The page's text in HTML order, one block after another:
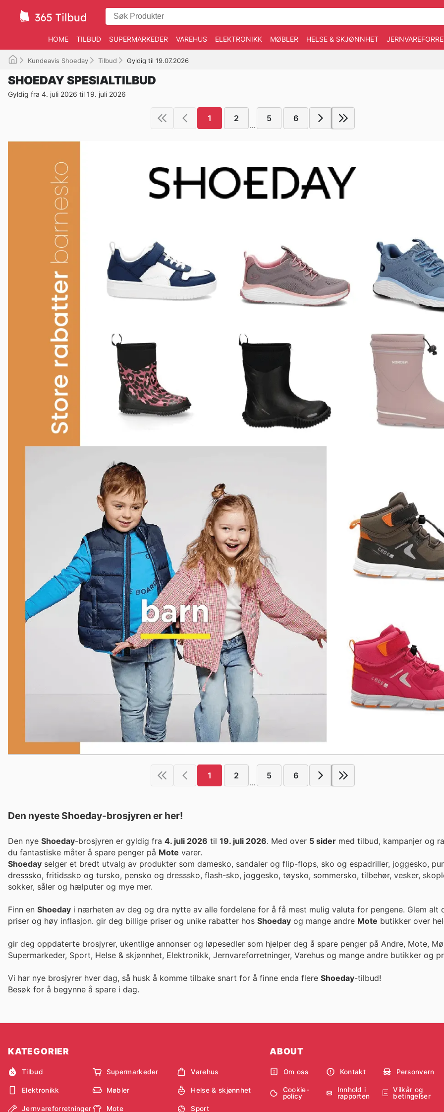
HOME TILBUD SUPERMARKEDER VAREHUS ELEKTRONIKK MØBLER HELSE & SKJØNNHET
Kundeavis Shoeday Tilbud Gyldig til 19.07.2026
SHOEDAY SPESIALTILBUD
Gyldig fra 4. juli 2026 til 19. juli 2026
1 2
...
5 6
1 2
...
5 6
Den nyeste Shoeday-brosjyren er her!
Den nye Shoeday-brosjyren er gyldig fra 4. juli 2026 til 19. juli 2026. Med over 5 sider med tilbud, kampanjer og
du fantastiske måter å spare penger på Mote varer.
Shoeday selger et bredt utvalg av produkter som damesko, sandaler og flip-flops, sko og espadriller, joggesko,
dresssko, fritidssko og tursko, pensko og dresssko, flash-sko, joggesko, tøysko, sommersko, tilbehør, vesker,
sokker, såler og hælputer og mye mer.
Finn en Shoeday i nærheten av deg og dra nytte av alle fordelene for å få mest mulig valuta for pengene. Glem alt
priser og høy inflasjon. gir deg billige priser og unike rabatter hos Shoeday og mange andre Mote butikker over
gir deg oppdaterte brosjyrer, ukentlige annonser og løpesedler som hjelper deg å spare penger på Andre, Mote,
Supermarkeder, Sport, Helse & skjønnhet, Elektronikk, Jernvareforretninger, Varehus og mange andre butikker og
Vi har nye brosjyrer hver dag, så husk å komme tilbake snart for å finne enda flere Shoeday-tilbud!
Besøk for å begynne å spare i dag.
KATEGORIER
Tilbud Supermarkeder Varehus
Elektronikk Møbler Helse & skjønnhet
Jernvareforretninger Mote Sport
ABOUT
Om oss Kontakt Personvern
Cookie-
policy
Innhold i
rapporten
Vilkår og
betingelser